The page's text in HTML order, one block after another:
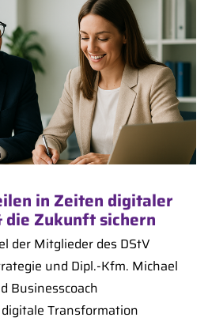
in Zeiten digitaler
Zukunft sichern
der Mitglieder des DStV
und Dipl.-Kfm. Michael
Businesscoach
Transformation